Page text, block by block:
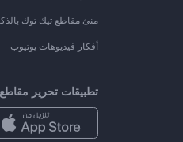
منئ مقاطع تيك توك
أفكار فيديوهات يوتيوب
تطبيقات تحرير مقاطع